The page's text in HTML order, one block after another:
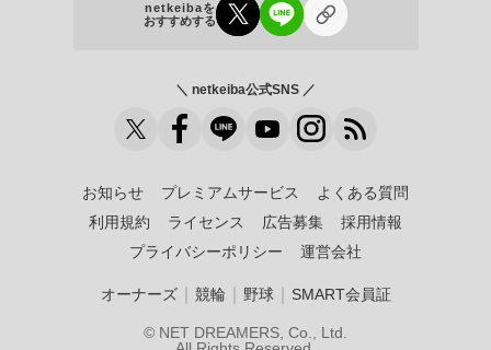
netkeibaを
おすすめする
＼ netkeiba公式SNS ／
お知らせ プレミアムサービス
よくある質問
利用規約
ライセンス 広告募集
採用情報
プライバシーポリシー
運営会社
オーナーズ｜ 競輪 野球｜ SMART会員証
© NET DREAMERS, Co., Ltd.